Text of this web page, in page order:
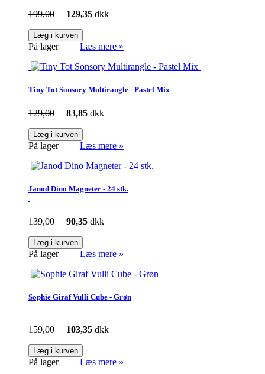
199,00 129,35 dkk
Læg i kurven
På lager Læs mere »
Tiny Tot Sonsory Multirangle - Pastel Mix
129,00 83,85 dkk
Læg i kurven
På lager Læs mere »
Janod Dino Magneter - 24 stk.
139,00 90,35 dkk
Læg i kurven
På lager Læs mere »
Sophie Giraf Vulli Cube - Grøn
159,00 103,35 dkk
Læg i kurven
På lager Læs mere »